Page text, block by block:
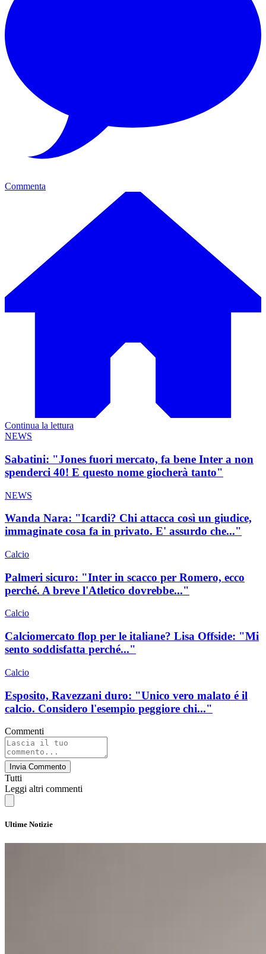
Commenta
Continua la lettura
NEWS
Sabatini: "Jones fuori mercato, fa bene Inter a non
spenderci 40! E questo nome giocherà tanto"
NEWS
Wanda Nara: "Icardi? Chi attacca così un giudice,
immaginate cosa fa in privato. E' assurdo che..."
Calcio
Palmeri sicuro: "Inter in scacco per Romero, ecco
perché. A breve l'Atletico dovrebbe..."
Calcio
Calciomercato flop per le italiane? Lisa Offside: "Mi
sento soddisfatta perché..."
Calcio
Esposito, Ravezzani duro: "Unico vero malato é il
calcio. Considero l'esempio peggiore chi..."
Commenti
Invia Commento
Tutti
Leggi altri commenti
Ultime Notizie